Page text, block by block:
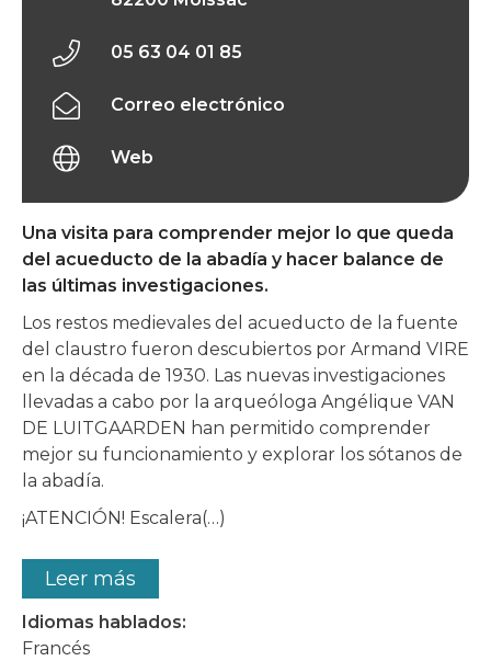
Una visita para comprender mejor lo que queda
del acueducto de la abadía y hacer balance de
las últimas investigaciones.
Los restos medievales del acueducto de la fuente
del claustro fueron descubiertos por Armand VIRE
en la década de 1930. Las nuevas investigaciones
llevadas a cabo por la arqueóloga Angélique VAN
DE LUITGAARDEN han permitido comprender
mejor su funcionamiento y explorar los sótanos de
la abadía.
¡ATENCIÓN! Escalera(…)
Leer más
Idiomas hablados:
Francés
05 63 04 01 85
Correo electrónico
Web